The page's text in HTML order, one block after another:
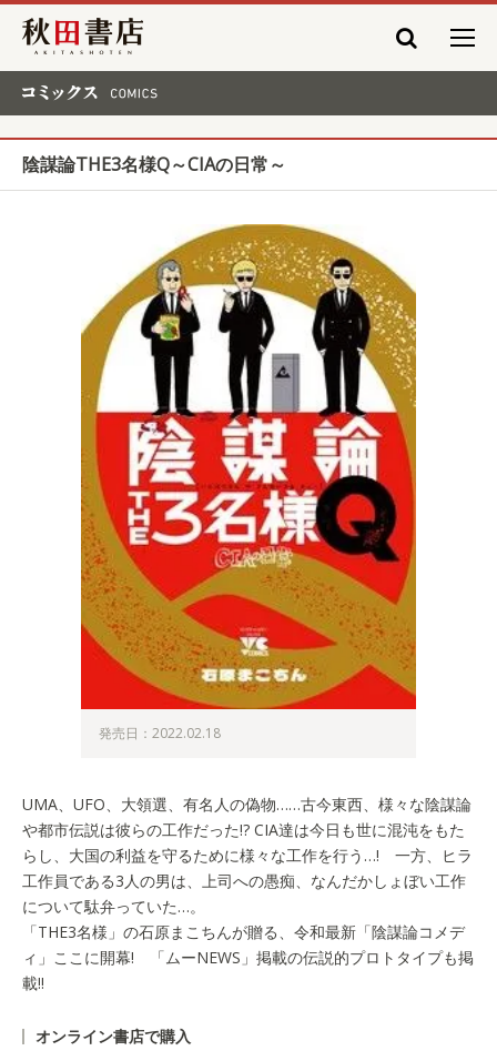
秋田書店
陰謀論THE3名様Q～CIAの日常～
発売日：2022.02.18
UMA、UFO、大領選、有名人の偽物……古今東西、様々な陰謀論
や都市伝説は彼らの工作だった!? CIA達は今日も世に混沌をもた
らし、大国の利益を守るために様々な工作を行う…! 一方、ヒラ
工作員である3人の男は、上司への愚痴、なんだかしょぼい工作
について駄弁っていた…。
「THE3名様」の石原まこちんが贈る、令和最新「陰謀論コメデ
ィ」ここに開幕! 「ムーNEWS」掲載の伝説的プロトタイプも掲
載!!
オンライン書店で購入